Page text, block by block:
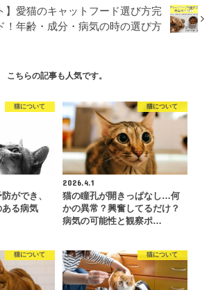
】愛猫のキャットフード選び方完
！年齢・成分・病気の時の選び方
こちらの記事も人気です。
猫について
ができ、
る病気
猫について
2026.4.1
猫の瞳孔が開きっぱなし…何
かの異常？興奮してるだけ？
病気の可能性と観察ポ…
猫について 猫について